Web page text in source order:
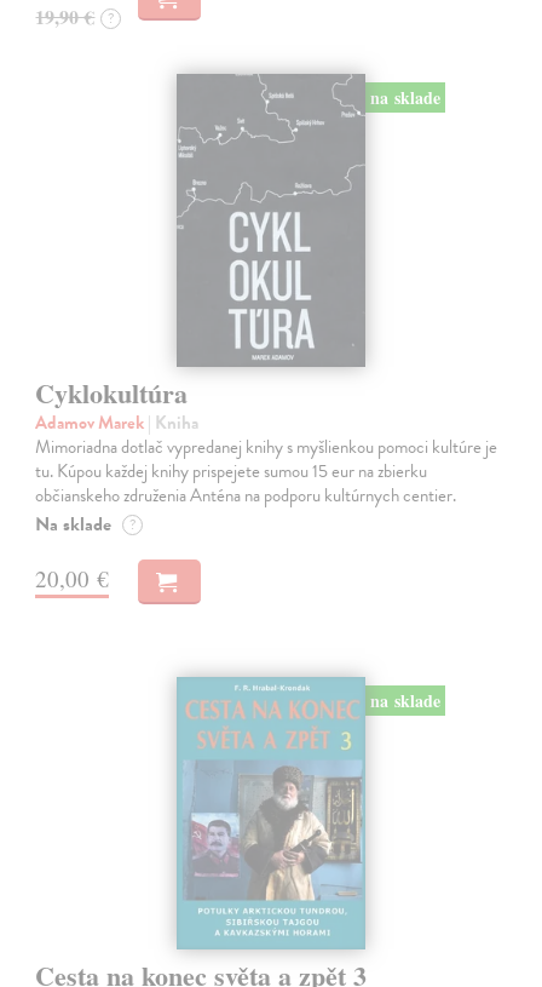
19,90 € ?
na sklade
Cyklokultúra
Adamov Marek| Kniha
Mimoriadna dotlač vypredanej knihy s myšlienkou pomoci kultúre je
tu. Kúpou každej knihy prispejete sumou 15 eur na zbierku
občianskeho združenia Anténa na podporu kultúrnych centier.
Na sklade ?
20,00 €
na sklade
Cesta na konec světa a zpět 3